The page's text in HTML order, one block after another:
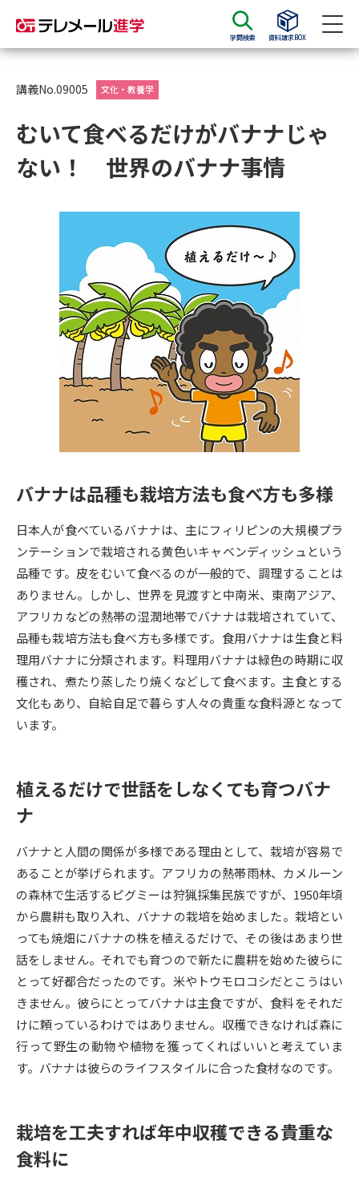
学問検索 資料請求BOX
資料請求
大学・短大の資料種類から請求
大学入学共通テスト利用選抜の
大学・短大以外の資料から請求
専門学校の資料請求 大学院の資料請求
留学・進学関連、塾・予備校
大学入学共通テスト「受験案
内」の請求
配慮案内」の請求
高等学校卒業程度認定試験
幼稚園教員資格認定試験 小学校教員資格認定試験
高等学校（情報）教員資格認定
試験
大学研究 大学検索
大学で学べる内容や特徴を調べる
新増設大学・学部・学科特集
国際・グローバルに強い大学特
デジタルパンフレット 進路の３択
（高3生用）
（高2生用）
SELFBRAND特集ページ
オープンキャンパスなどを調べる
オープンキャンパス検索 実施プログラムから探す
来場型・Web型イベント特集 夢ナビライブ
受験準備 資料検索
志望校・出願校を調べる
講義No.09005 文化・教養学
むいて食べるだけがバナナじゃ
ない！ 世界のバナナ事情
バナナは品種も栽培方法も食べ方も多様
日本人が食べているバナナは、主にフィリピンの大規模プラ
ンテーションで栽培される黄色いキャベンディッシュという
品種です。皮をむいて食べるのが一般的で、調理することは
ありません。しかし、世界を見渡すと中南米、東南アジア、
アフリカなどの熱帯の湿潤地帯でバナナは栽培されていて、
品種も栽培方法も食べ方も多様です。食用バナナは生食と料
理用バナナに分類されます。料理用バナナは緑色の時期に収
穫され、煮たり蒸したり焼くなどして食べます。主食とする
文化もあり、自給自足で暮らす人々の貴重な食料源となって
います。
植えるだけで世話をしなくても育つバナ
ナ
バナナと人間の関係が多様である理由として、栽培が容易で
あることが挙げられます。アフリカの熱帯雨林、カメルーン
の森林で生活するピグミーは狩猟採集民族ですが、1950年頃
から農耕も取り入れ、バナナの栽培を始めました。栽培とい
っても焼畑にバナナの株を植えるだけで、その後はあまり世
話をしません。それでも育つので新たに農耕を始めた彼らに
とって好都合だったのです。米やトウモロコシだとこうはい
きません。彼らにとってバナナは主食ですが、食料をそれだ
けに頼っているわけではありません。収穫できなければ森に
行って野生の動物や植物を獲ってくればいいと考えていま
す。バナナは彼らのライフスタイルに合った食材なのです。
栽培を工夫すれば年中収穫できる貴重な
食料に